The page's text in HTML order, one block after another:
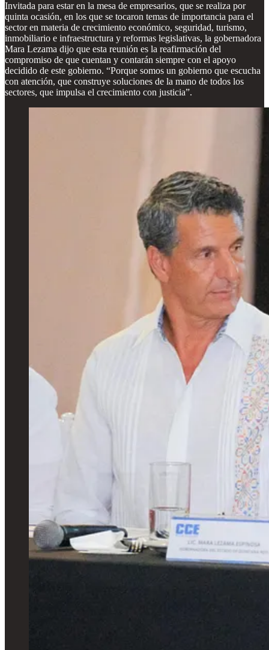
Invitada para estar en la mesa de empresarios, que se realiza por
quinta ocasión, en los que se tocaron temas de importancia para el
sector en materia de crecimiento económico, seguridad, turismo,
inmobiliario e infraestructura y reformas legislativas, la gobernadora
Mara Lezama dijo que esta reunión es la reafirmación del
compromiso de que cuentan y contarán siempre con el apoyo
decidido de este gobierno. “Porque somos un gobierno que escucha
con atención, que construye soluciones de la mano de todos los
sectores, que impulsa el crecimiento con justicia”.